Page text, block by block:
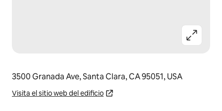
3500 Granada Ave, Santa Clara, CA 95051, USA
Visita el sitio web del edificio